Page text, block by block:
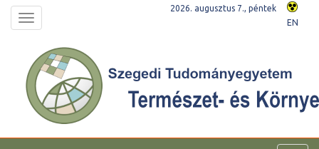
Toggle
navigation
2026. augusztus 7., péntek
EN